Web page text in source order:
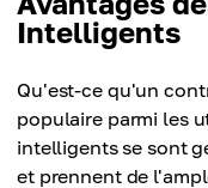
Intelligents
Qu'est-ce qu'un
populaire parmi les
intelligents se sont
et prennent de